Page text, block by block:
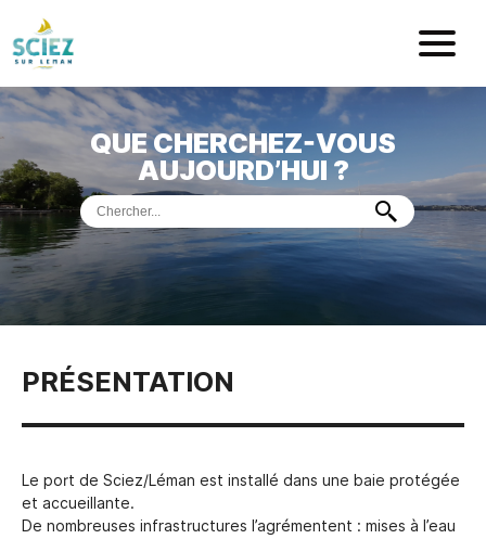
Mairie de
ACCUEIL
VOTREMAIRIE
VIEPRATIQUE
PORTDE PLAISANCE
MUSÉEDE PRÉHISTOIRE ET GÉOLOGIE
QUE CHERCHEZ-VOUS
AUJOURD’HUI ?
PRÉSENTATION
Le port de Sciez/Léman est installé dans une baie protégée
et accueillante.
De nombreuses infrastructures l’agrémentent : mises à l’eau